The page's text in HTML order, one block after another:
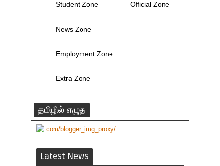
Student Zone Official Zone
News Zone
Employment Zone
Extra Zone
தமிழில் எழுத
Latest News